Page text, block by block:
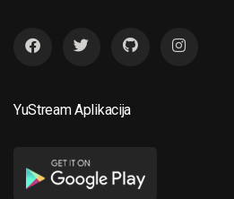
YuStream Aplikacija